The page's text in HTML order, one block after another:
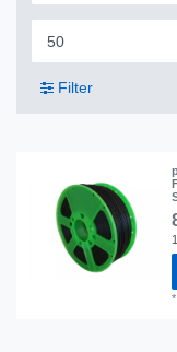
Filter